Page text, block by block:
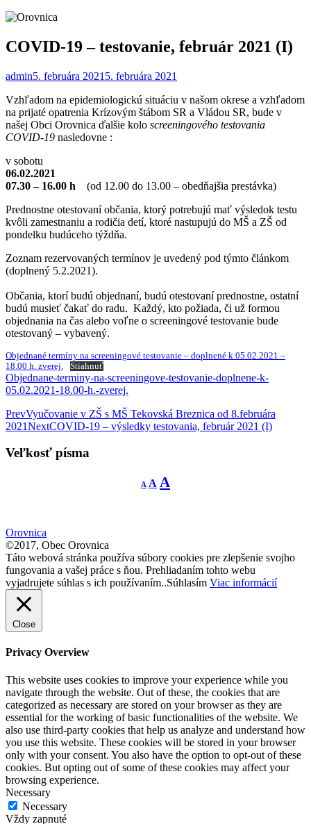
COVID-19 – testovanie, február 2021 (I)
admin5. februára 2021 5. februára 2021
Vzhľadom na epidemiologickú situáciu v našom okrese a vzhľadom
na prijaté opatrenia Krízovým štábom SR a Vládou SR, bude v
našej Obci Orovnica ďalšie kolo screeningového testovania
COVID-19 nasledovne :
v sobotu
06.02.2021
07.30 – 16.00 h (od 12.00 do 13.00 – obedňajšia prestávka)
Prednostne otestovaní občania, ktorý potrebujú mať výsledok testu
kvôli zamestnaniu a rodičia detí, ktoré nastupujú do MŠ a ZŠ od
pondelku budúceho týždňa.
Zoznam rezervovaných termínov je uvedený pod týmto článkom
(doplnený 5.2.2021).
Občania, ktorí budú objednaní, budú otestovaní prednostne, ostatní
budú musieť čakať do radu. Každý, kto požiada, či už formou
objednania na čas alebo voľne o screeningové testovanie bude
otestovaný – vybavený.
Objednané termíny na screeningové testovanie – doplnené k 05.02.2021 –
18.00 h. zverej.
Stiahnuť
Objednane-terminy-na-screeningove-testovanie-doplnene-k-
05.02.2021-18.00-h.-zverej.
Post
navigation
PrevVyučovanie v ZŠ s MŠ Tekovská Breznica od 8.februára
2021NextCOVID-19 – výsledky testovania, február 2021 (I)
Veľkosť písma
A
Decrease
font
A Reset
font
A
Orovnica
©2017, Obec Orovnica
Táto webová stránka používa súbory cookies pre zlepšenie svojho
fungovania a vašej práce s ňou. Prehliadaním tohto webu
vyjadrujete súhlas s ich používaním..Súhlasím Viac informácií
Close
Privacy Overview
This website uses cookies to improve your experience while you
navigate through the website. Out of these, the cookies that are
categorized as necessary are stored on your browser as they are
essential for the working of basic functionalities of the website. We
also use third-party cookies that help us analyze and understand how
you use this website. These cookies will be stored in your browser
only with your consent. You also have the option to opt-out of these
cookies. But opting out of some of these cookies may affect your
browsing experience.
Necessary
Necessary
Vždy zapnuté